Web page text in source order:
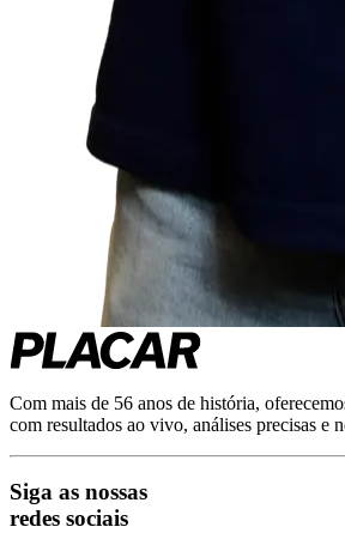
Com mais de 56 anos de história,
com resultados ao vivo, análises precisas e
Siga as nossas
redes sociais